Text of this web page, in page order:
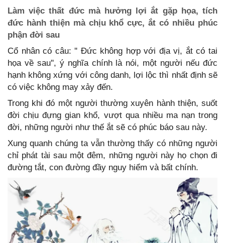
Làm việc thất đức mà hưởng lợi ắt gặp họa, tích
đức hành thiện mà chịu khổ cực, ắt có nhiều phúc
phận đời sau
Cổ nhân có câu: '' Đức không hợp với địa vị, ắt có tai
họa về sau'', ý nghĩa chính là nói, một người nếu đức
hạnh không xứng với công danh, lợi lộc thì nhất định sẽ
có việc không may xảy đến.
Trong khi đó một người thường xuyên hành thiện, suốt
đời chịu đựng gian khổ, vượt qua nhiều ma nạn trong
đời, những người như thế ắt sẽ có phúc báo sau này.
Xung quanh chúng ta vẫn thường thấy có những người
chỉ phát tài sau một đêm, những người này họ chọn đi
đường tắt, con đường đầy nguy hiểm và bất chính.